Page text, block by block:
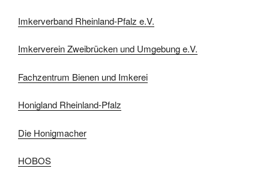
Imkerverband Rheinland-Pfalz e.V.
Imkerverein Zweibrücken und Umgebung e.V.
Fachzentrum Bienen und Imkerei
Honigland Rheinland-Pfalz
Die Honigmacher
HOBOS